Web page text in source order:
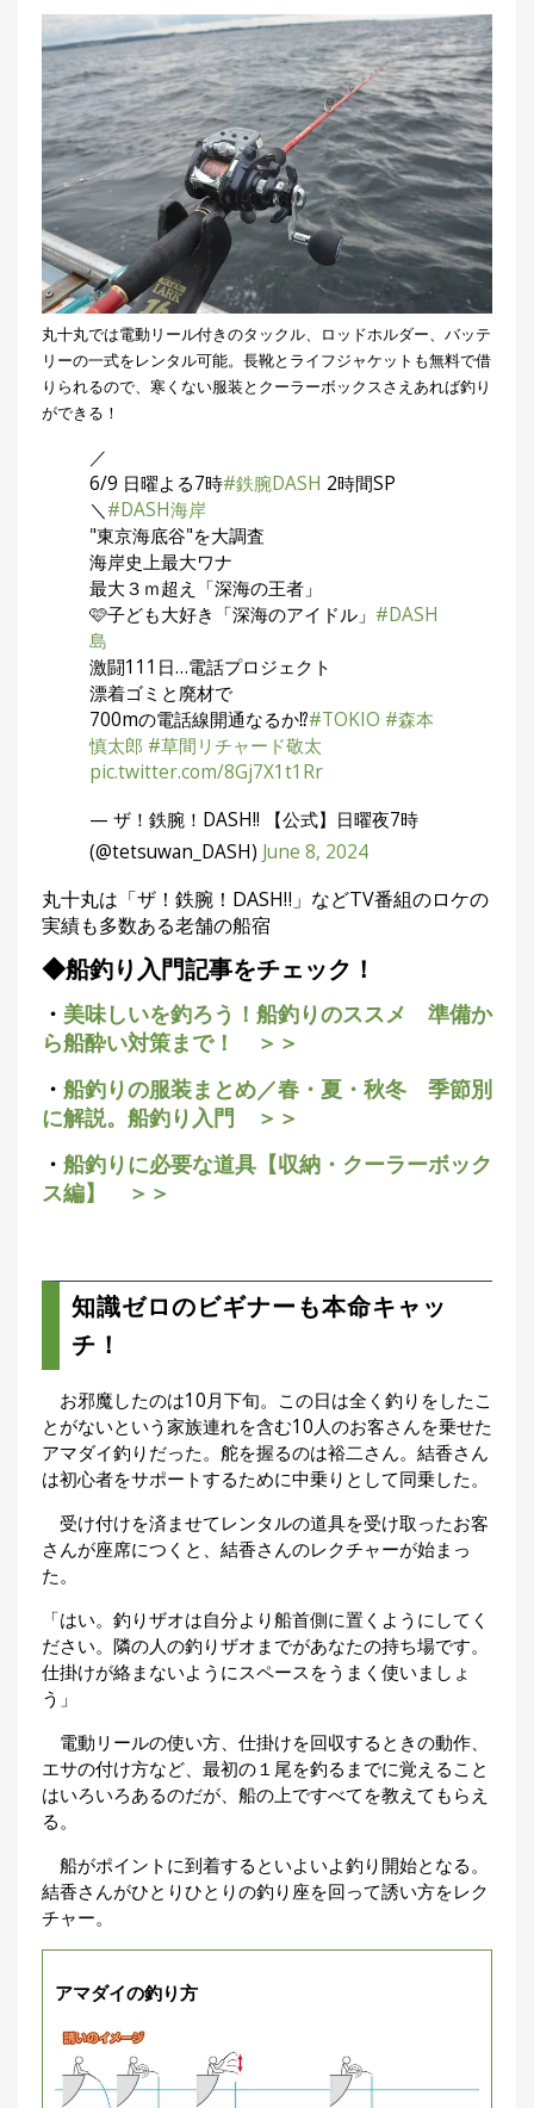
丸十丸では電動リール付きのタックル、ロッドホルダー、バッテ
リーの一式をレンタル可能。長靴とライフジャケットも無料で借
りられるので、寒くない服装とクーラーボックスさえあれば釣り
ができる！
／
6/9 日曜よる7時#鉄腕DASH 2時間SP
＼#DASH海岸
"東京海底谷"を大調査
海岸史上最大ワナ
最大３ｍ超え「深海の王者」
🩷子ども大好き「深海のアイドル」 #DASH
島
激闘111日…電話プロジェクト
漂着ゴミと廃材で
700mの電話線開通なるか⁉️#TOKIO #森本
慎太郎 #草間リチャード敬太
pic.twitter.com/8Gj7X1t1Rr
— ザ！鉄腕！DASH!! 【公式】日曜夜7時
(@tetsuwan_DASH) June 8, 2024
丸十丸は「ザ！鉄腕！DASH‼」などTV番組のロケの
実績も多数ある老舗の船宿
◆船釣り入門記事をチェック！
・ 美味しいを釣ろう！船釣りのススメ 準備か
ら船酔い対策まで！ ＞＞
・ 船釣りの服装まとめ／春・夏・秋冬 季節別
に解説。船釣り入門 ＞＞
・ 船釣りに必要な道具【収納・クーラーボック
ス編】 ＞＞
知識ゼロのビギナーも本命キャッ
チ！
お邪魔したのは10月下旬。この日は全く釣りをしたこ
とがないという家族連れを含む10人のお客さんを乗せた
アマダイ釣りだった。舵を握るのは裕二さん。結香さん
は初心者をサポートするために中乗りとして同乗した。
受け付けを済ませてレンタルの道具を受け取ったお客
さんが座席につくと、結香さんのレクチャーが始まっ
た。
「はい。釣りザオは自分より船首側に置くようにしてく
ださい。隣の人の釣りザオまでがあなたの持ち場です。
仕掛けが絡まないようにスペースをうまく使いましょ
う」
電動リールの使い方、仕掛けを回収するときの動作、
エサの付け方など、最初の１尾を釣るまでに覚えること
はいろいろあるのだが、船の上ですべてを教えてもらえ
る。
船がポイントに到着するといよいよ釣り開始となる。
結香さんがひとりひとりの釣り座を回って誘い方をレク
チャー。
アマダイの釣り方